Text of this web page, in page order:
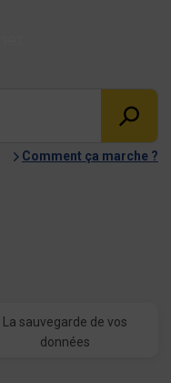
Comment ça marche ?
La sauvegarde de vos
données